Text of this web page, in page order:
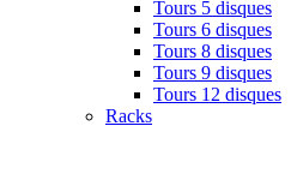
Tours 5 disques
Tours 6 disques
Tours 8 disques
Tours 9 disques
Tours 12 disques
Racks